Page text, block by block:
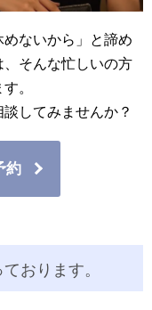
めないから」と諦め
そんな忙しいの方
。
してみませんか？
約
おります。